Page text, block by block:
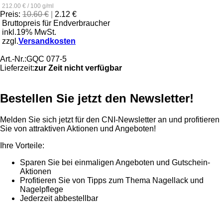
212.00 € / 100 g/ml
Preis: 10.60 €
2.12 €
Bruttopreis für Endverbraucher
inkl.19% MwSt.
zzgl.Versandkosten
Art.-Nr.:GQC 077-5
Lieferzeit:zur Zeit nicht verfügbar
Bestellen Sie jetzt den Newsletter!
Melden Sie sich jetzt für den CNI-Newsletter an und profitieren
Sie von attraktiven Aktionen und Angeboten!
Ihre Vorteile:
Sparen Sie bei einmaligen Angeboten und Gutschein-
Aktionen
Profitieren Sie von Tipps zum Thema Nagellack und
Nagelpflege
Jederzeit abbestellbar